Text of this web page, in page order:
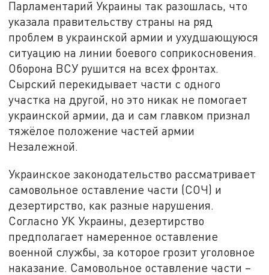
Парламентарий Украины так разошлась, что
указала правительству страны на ряд
проблем в украинской армии и ухудшающуюся
ситуацию на линии боевого соприкосновения.
Оборона ВСУ рушится на всех фронтах.
Сырский перекидывает части с одного
участка на другой, но это никак не помогает
украинской армии, да и сам главком признал
тяжёлое положение частей армии
Незалежной.
Украинское законодательство рассматривает
самовольное оставление части (СОЧ) и
дезертирство, как разные нарушения.
Согласно УК Украины, дезертирство
предполагает намеренное оставление
военной службы, за которое грозит уголовное
наказание. Самовольное оставление части –